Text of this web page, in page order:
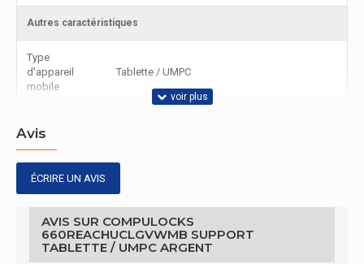
Autres caractéristiques
Type
d'appareil
mobile
Tablette / UMPC
Avis
ÉCRIRE UN AVIS
AVIS SUR COMPULOCKS
660REACHUCLGVWMB SUPPORT
TABLETTE / UMPC ARGENT